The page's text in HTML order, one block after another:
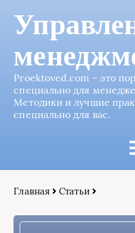
Proektoved.com – это
специально для
Методики и лучшие
специально для вас.
Главная Статьи